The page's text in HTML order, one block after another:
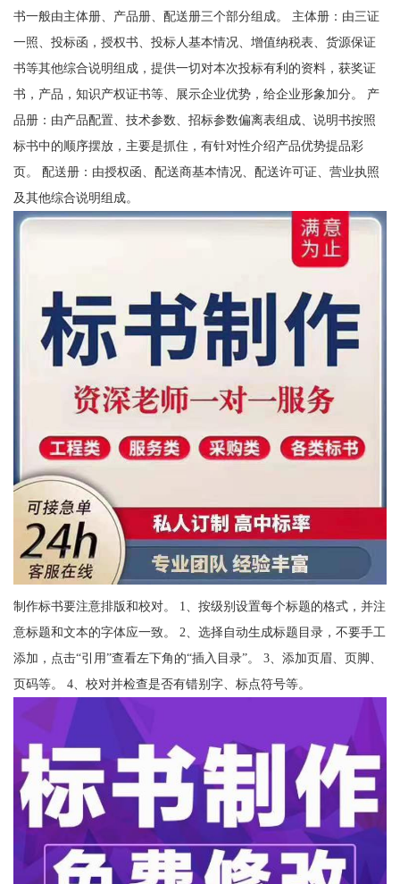
书一般由主体册、产品册、配送册三个部分组成。 主体册：由三证
一照、投标函，授权书、投标人基本情况、增值纳税表、货源保证
书等其他综合说明组成，提供一切对本次投标有利的资料，获奖证
书，产品，知识产权证书等、展示企业优势，给企业形象加分。 产
品册：由产品配置、技术参数、招标参数偏离表组成、说明书按照
标书中的顺序摆放，主要是抓住，有针对性介绍产品优势提品彩
页。 配送册：由授权函、配送商基本情况、配送许可证、营业执照
及其他综合说明组成。
制作标书要注意排版和校对。 1、按级别设置每个标题的格式，并注
意标题和文本的字体应一致。 2、选择自动生成标题目录，不要手工
添加，点击“引用”查看左下角的“插入目录”。 3、添加页眉、页脚、
页码等。 4、校对并检查是否有错别字、标点符号等。